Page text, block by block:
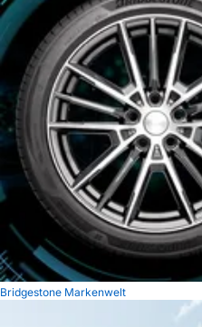
Bridgestone Markenwelt